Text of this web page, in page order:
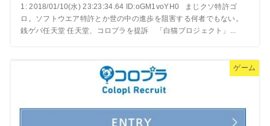
1: 2018/01/10(水) 23:23:34.64 ID:oGM1voYH0 まじクソ特許ゴ
ロ。ソフトウエア特許とか世の中の進歩を阻害する何者でもない。
銭ゲバ任天堂 任天堂、コロプラを提訴 「白猫プロジェクト」...
ゲーム